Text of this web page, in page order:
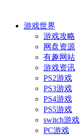
游戏世界
游戏攻略
网盘资源
有趣网站
游戏资讯
PS2游戏
PS3游戏
PS4游戏
PS5游戏
switch游戏
PC游戏